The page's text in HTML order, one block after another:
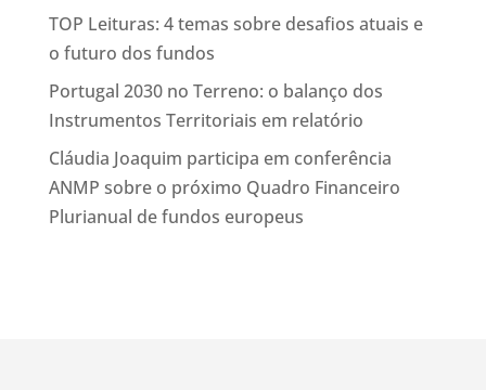
TOP Leituras: 4 temas sobre desafios atuais e
o futuro dos fundos
Portugal 2030 no Terreno: o balanço dos
Instrumentos Territoriais em relatório
Cláudia Joaquim participa em conferência
ANMP sobre o próximo Quadro Financeiro
Plurianual de fundos europeus